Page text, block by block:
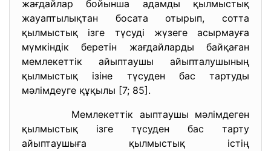
жағдайлар бойынша адамды қылмыстық
жауаптылықтан босата отырып, сотта
қылмыстық ізге түсуді жүзеге асырмауға
мүмкіндік беретін жағдайларды байқаған
мемлекеттік айыптаушы айыпталушының
қылмыстық ізіне түсуден бас тартуды
мәлімдеуге құқылы [7; 85].
Мемлекеттік аыптаушы мәлімдеген
қылмыстық ізге түсуден бас тарту
айыптаушыға қылмыстық істің